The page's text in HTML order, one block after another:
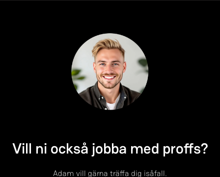
Vill ni också jobba med proffs?
Adam vill gärna träffa dig isåfall.